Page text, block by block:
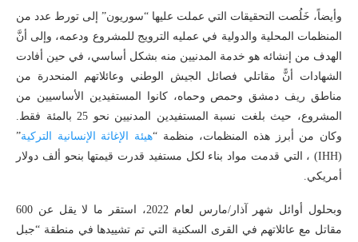
وأيضاً، خَلُصت التحقيقات التي عملت عليها “سوريون” إلى تورط عدد من
المنظمات المحلية والدولية في عمليه الترويج للمشروع ودعمه، وإلى أنَّ
الهدف من إنشائه هو خدمة المدنيين منه بشكل أساسي، في حين أفادت
الشهادات أنًّ مقاتلي فصائل الجيش الوطني وعائلاتهم المنحدرة من
مناطق ريف دمشق وحمص وحماه، كانوا المستفيدين الأساسيين من
المشروع، حيث بلغت نسبة المستفيدين المدنيين نحو 25 بالمئة فقط.
وكان من أبرز هذه المنظمات، منظمة “هيئة الإغاثة الإنسانية التركية”
(IHH) ، التي قدمت مواد بناء لكل مستفيد قدرت قيمتها بنحو ألف دولار
أمريكي.
وبحلول أوائل شهر آذار/مارس لعام 2022، استقر ما لا يقل عن 600
مقاتل مع عائلاتهم في القرى السكنية التي تم تشييدها في منطقة “جبل